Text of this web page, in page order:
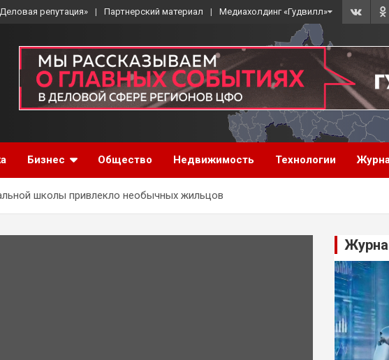
репутация» Партнерский материал Медиахолдинг «Гудвилл»
Бизнес Общество Недвижимость Технологии
школы привлекло необычных жильцов